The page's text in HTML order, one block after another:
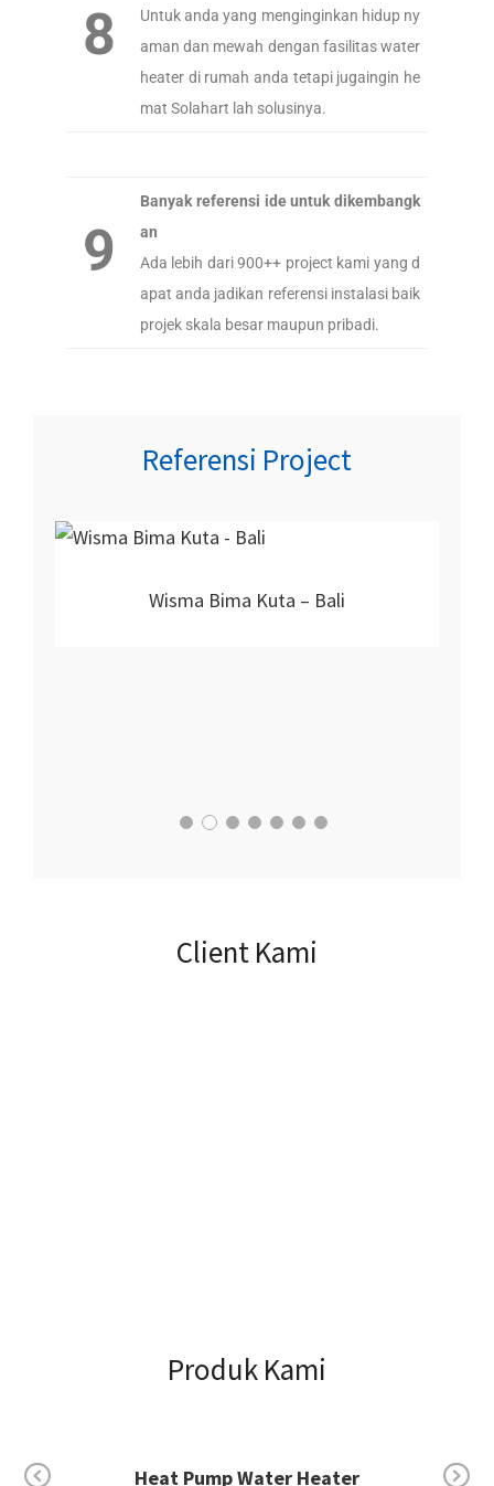
8
Untuk anda yang menginginkan hidup ny
aman dan mewah dengan fasilitas water
heater di rumah anda tetapi jugaingin he
mat Solahart lah solusinya.
9
Banyak referensi ide untuk dikembangk
an
Ada lebih dari 900++ project kami yang d
apat anda jadikan referensi instalasi baik
projek skala besar maupun pribadi.
Referensi Project
Client Kami
Produk Kami
Electric Water Heater